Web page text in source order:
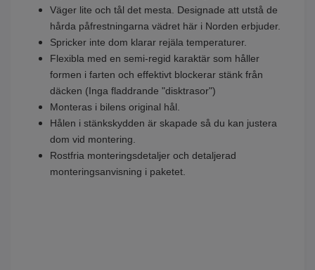
Väger lite och tål det mesta. Designade att utstå de
hårda påfrestningarna vädret här i Norden erbjuder.
Spricker inte dom klarar rejäla temperaturer.
Flexibla med en semi-regid karaktär som håller
formen i farten och effektivt blockerar stänk från
däcken (Inga fladdrande "disktrasor")
Monteras i bilens original hål.
Hålen i stänkskydden är skapade så du kan justera
dom vid montering.
Rostfria monteringsdetaljer och detaljerad
monteringsanvisning i paketet.